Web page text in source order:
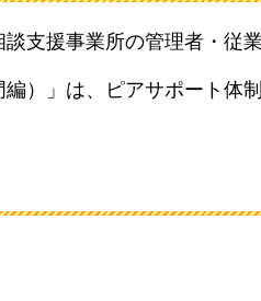
談支援事業所の管理者・従
）」は、ピアサポート体